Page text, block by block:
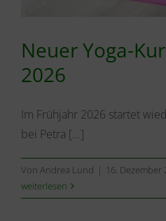
Neuer Yoga-
2026
Im Frühjahr 2026 startet
bei Petra [...]
Von Andrea Lund | 16. Dezember
weiterlesen